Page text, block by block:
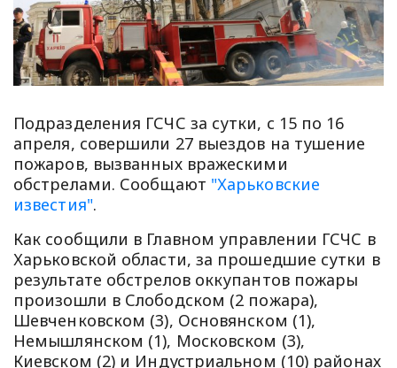
Подразделения ГСЧС за сутки, с 15 по 16
апреля, совершили 27 выездов на тушение
пожаров, вызванных вражескими
обстрелами. Сообщают "Харьковские
известия".
Как сообщили в Главном управлении ГСЧС в
Харьковской области, за прошедшие сутки в
результате обстрелов оккупантов пожары
произошли в Слободском (2 пожара),
Шевченковском (3), Основянском (1),
Немышлянском (1), Московском (3),
Киевском (2) и Индустриальном (10) районах